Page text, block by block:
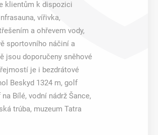
klientům k dispozici
vířivka,
a ohřevem vody,
sportovního náčiní a
jsou doporučeny sněhové
je i bezdrátové
Beskyd 1324 m, golf
Bílé, vodní nádrž Šance,
trúba, muzeum Tatra